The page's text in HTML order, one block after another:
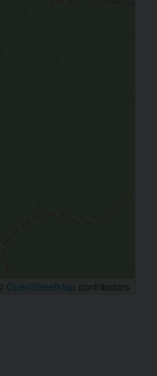
OpenStreetMap contributors